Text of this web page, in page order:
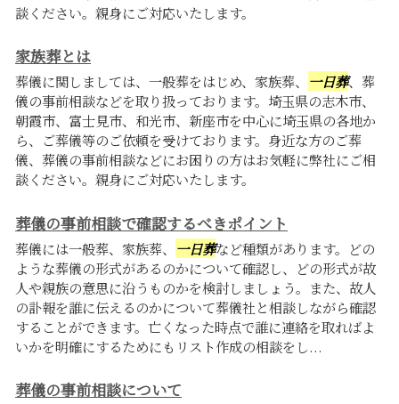
談ください。親身にご対応いたします。
家族葬とは
葬儀に関しましては、一般葬をはじめ、家族葬、 一日葬、葬
儀の事前相談などを取り扱っております。埼玉県の志木市、
朝霞市、富士見市、和光市、新座市を中心に埼玉県の各地か
ら、ご葬儀等のご依頼を受けております。身近な方のご葬
儀、葬儀の事前相談などにお困りの方はお気軽に弊社にご相
談ください。親身にご対応いたします。
葬儀の事前相談で確認するべきポイント
葬儀には一般葬、家族葬、 一日葬など種類があります。どの
ような葬儀の形式があるのかについて確認し、どの形式が故
人や親族の意思に沿うものかを検討しましょう。また、故人
の訃報を誰に伝えるのかについて葬儀社と相談しながら確認
することができます。亡くなった時点で誰に連絡を取ればよ
いかを明確にするためにもリスト作成の相談をし...
葬儀の事前相談について